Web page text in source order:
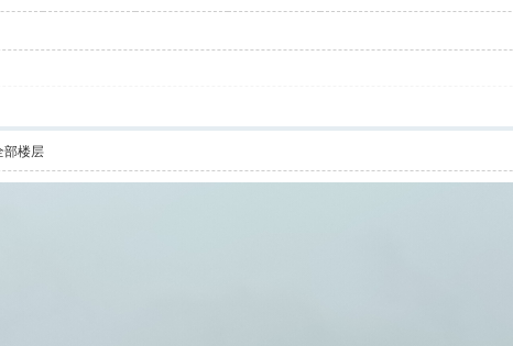
部楼层